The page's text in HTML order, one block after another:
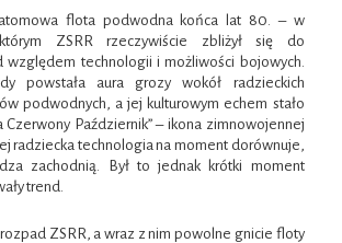
flota podwodna końca lat 80. – w
ZSRR rzeczywiście zbliżył się do
względem technologii i możliwości bojowych.
powstała aura grozy wokół radzieckich
podwodnych, a jej kulturowym echem stało
Czerwony Październik” – ikona zimnowojennej
radziecka technologia na moment dorównuje,
zachodnią. Był to jednak krótki moment
trend.
ZSRR, a wraz z nim powolne gnicie floty